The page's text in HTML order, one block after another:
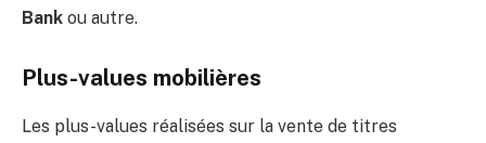
Bank ou autre.
Plus-values mobilières
Les plus-values réalisées sur la vente de titres